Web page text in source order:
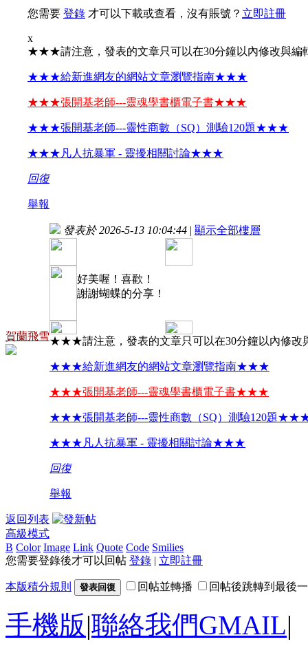
您需要 登錄 才可以下載或查看，沒有賬號？ 立即註冊
x
★★★請注意，發表的文章只可以在30分鐘以內修改與
★★★給新進網友的網站文章瀏覽指南★★★
★★★張開基老師---靈魂學書櫃電子書★★★
★★★張開基老師---靈性商數（SQ）測驗120題★★★
★★★凡人抗暴軍 - 靈擾相關討論★★★
回復
舉報
賀蘭飛雪
發表於 2026-5-13 10:04:44 | 顯示全部樓層
好美喔！喜歡！
謝謝蝴蝶的分享！
★★★請注意，發表的文章只可以在30分鐘以內修
★★★給新進網友的網站文章瀏覽指南★★★
★★★張開基老師---靈魂學書櫃電子書★★★
★★★張開基老師---靈性商數（SQ）測驗120題
★★★凡人抗暴軍 - 靈擾相關討論★★★
回復
舉報
返回列表
高級模式
B Color Image Link Quote Code Smilies
您需要登錄後才可以回帖 登錄 | 立即註冊
本版積分規則 發表回復 回帖並轉播 回帖後跳轉到最後
手機版|聯絡我們GMAIL|